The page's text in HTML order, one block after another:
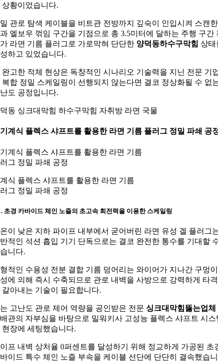
상황이었습니다.
관로 탐색 케이블을 비트관 전방까지 깊숙이 인입시켜 스캔한
엘보우 꺾임 구간을 기점으로 총 3.5미터에 달하는 주행 구간
라면 기름 플러그로 가로막혀 단단한 양덕동하수구막힘 상태
하고 있었습니다.
완고한 적체 현상은 독창적인 시나리오 기술력을 지닌 전문 기
복합 정밀 스케일링이 선행되지 않는다면 결코 정상화될 수 없
도 공정입니다.
동 싱크대막힘 하수구막힘 자취방 라면 국물
계식 플렉스 샤프트를 활용한 라면 기름 플러그 정밀 파쇄 공
식 플렉스 샤프트를 활용한 라면 기름
그 정밀 파쇄 공정
초경 카바이드 체인 노즐의 초고속 회전력을 이용한 스케일링
이 낮은 지하 파이프 내부에서 굳어버린 라면 유성 겔 플러그
적인 석션 흡입 기기 단독으로는 결코 완전한 통수를 기대할
니다.
적인 수용성 전분 결합 기름 덩어리는 와이어가 지나간 구멍이
에 의해 즉시 수축되므로 관로 내벽을 사방으로 강력하게 타
갈아내는 기술이 필요합니다.
고난도 관로 제어 역량을 공인받은 전문 싱크대막힘뚫는업체
관의 자부심을 바탕으로 밀워키사 고성능 플렉스 샤프트 시스
현장에 세팅했습니다.
프 내벽 상처율 0퍼센트를 달성하기 위해 정교하게 가공된 초
이드 특수 체인 노즐 부속을 케이블 선단에 단단히 결속했습니